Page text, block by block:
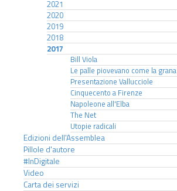
2021
2020
2019
2018
2017
Bill Viola
Le palle piovevano come la grana
Presentazione Vallucciole
Cinquecento a Firenze
Napoleone all'Elba
The Net
Utopie radicali
Edizioni dell'Assemblea
Pillole d'autore
#InDigitale
Video
Carta dei servizi